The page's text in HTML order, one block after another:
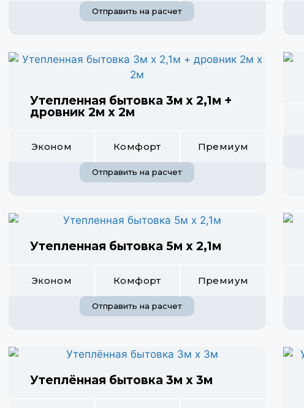
Отправить на расчет
Утепленная бытовка 3м х 2,1м +
дровник 2м х 2м
Эконом Комфорт Премиум
Отправить на расчет
Утепленная бытовка 5м х 2,1м
Эконом Комфорт Премиум
Отправить на расчет
Утеплённая бытовка 3м х 3м